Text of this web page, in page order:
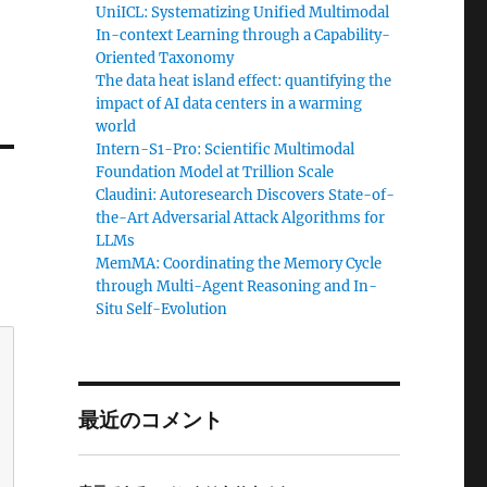
UniICL: Systematizing Unified Multimodal
In-context Learning through a Capability-
Oriented Taxonomy
The data heat island effect: quantifying the
impact of AI data centers in a warming
world
Intern-S1-Pro: Scientific Multimodal
Foundation Model at Trillion Scale
Claudini: Autoresearch Discovers State-of-
the-Art Adversarial Attack Algorithms for
LLMs
MemMA: Coordinating the Memory Cycle
through Multi-Agent Reasoning and In-
Situ Self-Evolution
最近のコメント